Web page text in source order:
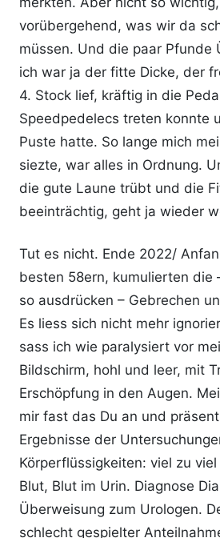
vorübergehend, was wir da
müssen. Und die paar Pfunde
ich war ja der fitte Dicke, der
4. Stock lief, kräftig in die
Speedpedelecs treten konnte
Puste hatte. So lange mich
siezte, war alles in Ordnung.
die gute Laune trübt und die
beeinträchtig, geht ja wieder
Tut es nicht. Ende 2022/
besten 58ern, kumulierten die
so ausdrücken – Gebrechen
Es liess sich nicht mehr
sass ich wie paralysiert vor
Bildschirm, hohl und leer, mit
Erschöpfung in den Augen.
mir fast das Du an und
Ergebnisse der
Körperflüssigkeiten: viel zu
Blut, Blut im Urin. Diagnose
Überweisung zum Urologen.
schlecht gespielter